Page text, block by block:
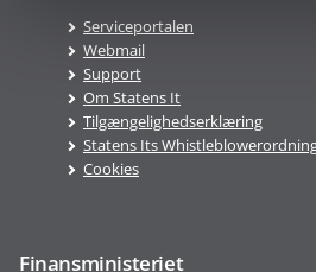
Serviceportalen
Webmail
Support
Om Statens It
Tilgængelighedserklæring
Statens Its
Cookies
Finansministeriet